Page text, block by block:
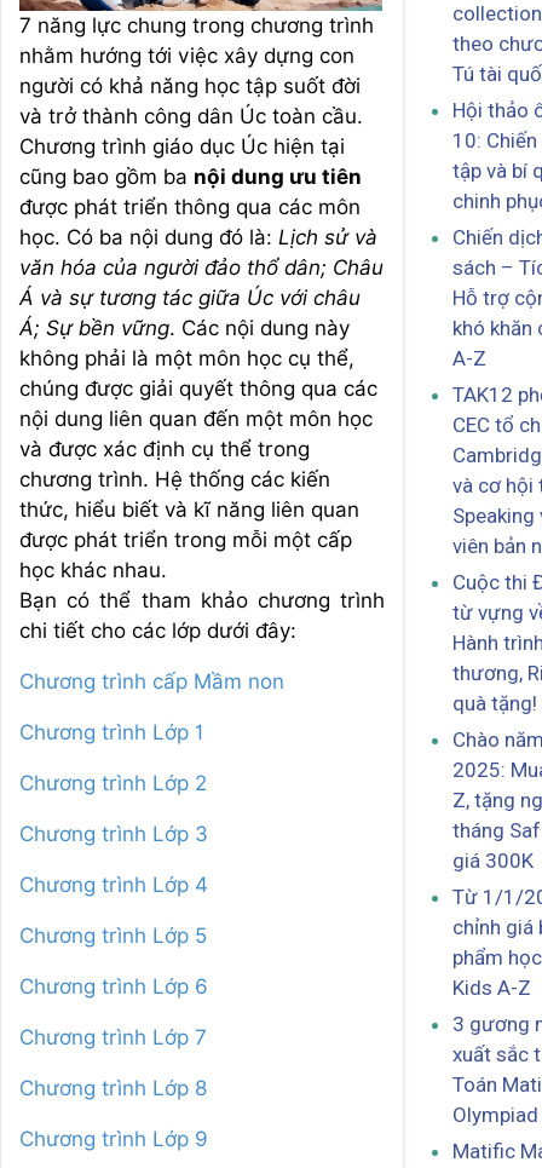
7 năng lực chung trong chương trình
nhằm hướng tới việc xây dựng con
người có khả năng học tập suốt đời
và trở thành công dân Úc toàn cầu.
Chương trình giáo dục Úc hiện tại
cũng bao gồm ba nội dung ưu tiên
được phát triển thông qua các môn
học. Có ba nội dung đó là: Lịch sử và
văn hóa của người đảo thổ dân; Châu
Á và sự tương tác giữa Úc với châu
Á; Sự bền vững. Các nội dung này
không phải là một môn học cụ thể,
chúng được giải quyết thông qua các
nội dung liên quan đến một môn học
và được xác định cụ thể trong
chương trình. Hệ thống các kiến
thức, hiểu biết và kĩ năng liên quan
được phát triển trong mỗi một cấp
học khác nhau.
Bạn có thể tham khảo chương trình
chi tiết cho các lớp dưới đây:
Chương trình cấp Mầm non
Chương trình Lớp 1
Chương trình Lớp 2
Chương trình Lớp 3
Chương trình Lớp 4
Chương trình Lớp 5
Chương trình Lớp 6
Chương trình Lớp 7
Chương trình Lớp 8
Chương trình Lớp 9
theo
Tú tài
Hội thảo
10:
tập và bí
chinh
Chiến
sách –
Hỗ trợ
khó khăn
A-Z
TAK12
CEC tổ
và cơ hội
Speaking
viên bản
Cuộc thi
từ vựng
Hành
thương,
quà tặng!
Chào
2025:
Z, tặng
tháng
giá 300K
Từ 1/1/
chỉnh giá
phẩm
Kids A-Z
3 gương
xuất sắc
Toán
Matific